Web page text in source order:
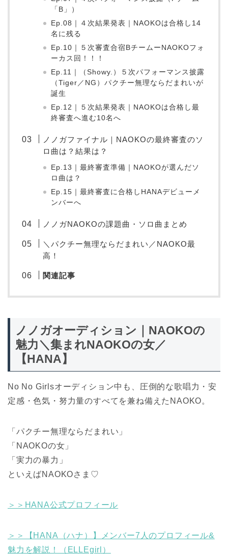
「B」）
Ep.08｜４次結果発表｜NAOKOは合格し14
名に残る
Ep.10｜５次審査合宿BチームーNAOKOフォ
ーカス回！！！
Ep.11｜（Showy.）５次パフォーマンス披露
（Tiger／NG）パクチー無理ならだまれいが
誕生
Ep.12｜５次結果発表｜NAOKOは合格し最
終審査へ進む10名へ
ノノガファイナル｜NAOKOの最終審査のソ
ロ曲は？結果は？
Ep.13｜最終審査準備｜NAOKOが選んだソ
ロ曲は？
Ep.15｜最終審査に合格しHANAデビューメ
ンバーへ
ノノガNAOKOの課題曲・ソロ曲まとめ
＼パクチー無理ならだまれい／NAOKO最
高！
関連記事
ノノガオーディション｜NAOKOの
魅力＼集まれNAOKOの女／
【HANA】
No No Girlsオーディション中も、圧倒的な歌唱力・安
定感・色気・努力量のすべてを兼ね備えたNAOKO。
「パクチー無理ならだまれい」
「NAOKOの女」
「実力の暴力」
といえばNAOKOさま♡
＞＞HANA公式プロフィール
＞＞【HANA（ハナ）】メンバー7人のプロフィール&
魅力を解説！（ELLEgirl）